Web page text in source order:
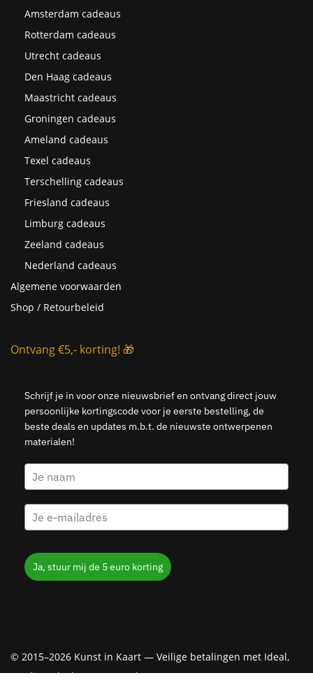
Amsterdam cadeaus
Rotterdam cadeaus
Utrecht cadeaus
Den Haag cadeaus
Maastricht cadeaus
Groningen cadeaus
Ameland cadeaus
Texel cadeaus
Terschelling cadeaus
Friesland cadeaus
Limburg cadeaus
Zeeland cadeaus
Nederland cadeaus
Algemene voorwaarden
Shop / Retourbeleid
Ontvang €5,- korting! 🎁
Schrijf je in voor onze nieuwsbrief en ontvang direct jouw
persoonlijke kortingscode voor je eerste bestelling, de
beste deals en updates m.b.t. de nieuwste ontwerpenen
materialen!
Ja, stuur mij de 5 euro korting
© 2015–2026 Kunst in Kaart — Veilige betalingen met Ideal,
Creditcard, Klarna & PayPal